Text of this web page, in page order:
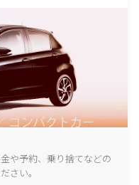
や予約、乗り捨てなどの
さい。